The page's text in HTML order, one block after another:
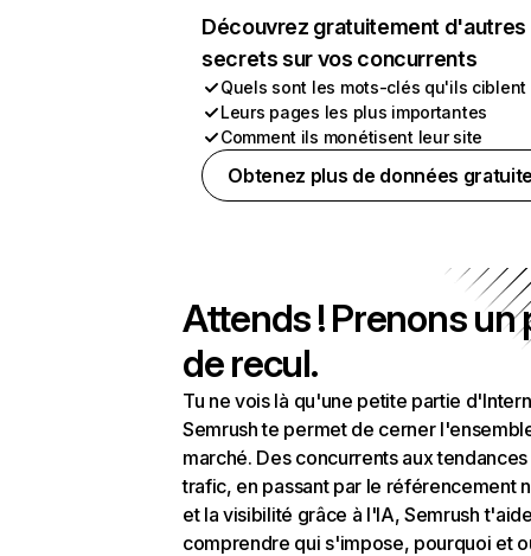
Découvrez gratuitement d'autres
secrets sur vos concurrents
Quels sont les mots-clés qu'ils ciblent
Leurs pages les plus importantes
Comment ils monétisent leur site
Obtenez plus de données
Attends ! Prenons un
de recul.
Tu ne vois là qu'une petite partie
Semrush te permet de cerner
marché. Des concurrents aux
trafic, en passant par le référencement
et la visibilité grâce à l'IA, Semrush
comprendre qui s'impose, pourquoi et